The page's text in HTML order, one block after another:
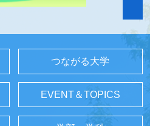
つながる大学
EVENT＆TOPICS